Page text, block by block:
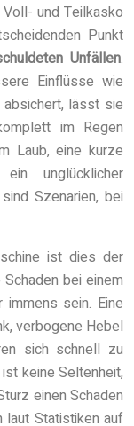
und Teilkasko
Punkt
Unfällen.
Einflüsse wie
absichert, lässt sie
im Regen
Laub, eine kurze
unglücklicher
Szenarien, bei
ist dies der
bei einem
immens sein. Eine
verbogene Hebel
sich schnell zu
keine Seltenheit,
einen Schaden
laut Statistiken auf